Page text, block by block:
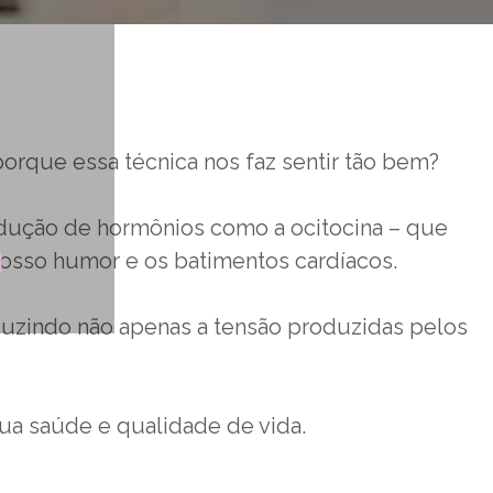
essa técnica nos faz sentir tão bem?
de hormônios como a ocitocina – que
humor e os batimentos cardíacos.
não apenas a tensão produzidas pelos
saúde e qualidade de vida.